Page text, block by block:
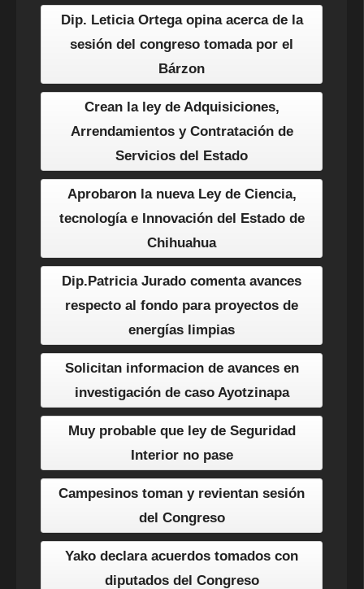
Dip. Leticia Ortega opina acerca de la
sesión del congreso tomada por el
Bárzon
Crean la ley de Adquisiciones,
Arrendamientos y Contratación de
Servicios del Estado
Aprobaron la nueva Ley de Ciencia,
tecnología e Innovación del Estado de
Chihuahua
Dip.Patricia Jurado comenta avances
respecto al fondo para proyectos de
energías limpias
Solicitan informacion de avances en
investigación de caso Ayotzinapa
Muy probable que ley de Seguridad
Interior no pase
Campesinos toman y revientan sesión
del Congreso
Yako declara acuerdos tomados con
diputados del Congreso